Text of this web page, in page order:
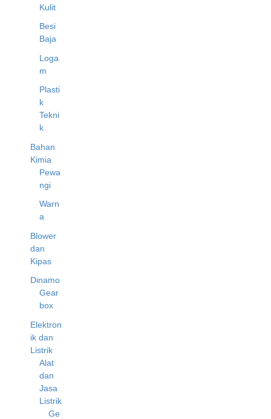
Kulit
Besi
Baja
Loga
m
Plasti
k
Tekni
k
Bahan
Kimia
Pewa
ngi
Warn
a
Blower
dan
Kipas
Dinamo
Gear
box
Elektron
ik dan
Listrik
Alat
dan
Jasa
Listrik
Ge